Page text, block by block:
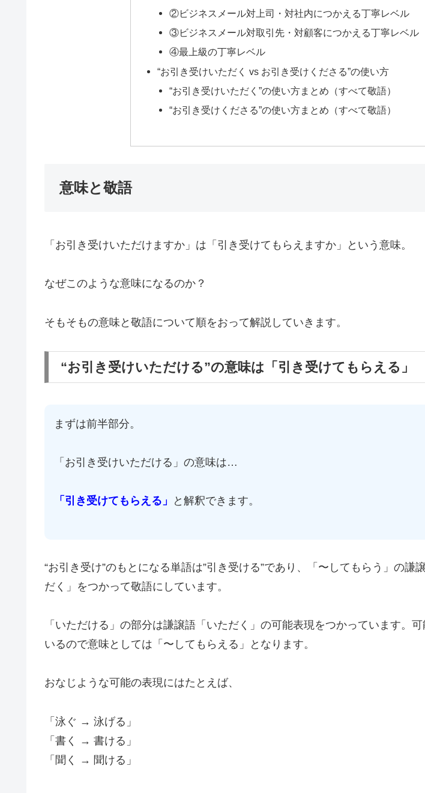
②ビジネスメール対上司・対社内につかえる丁寧レベル
③ビジネスメール対取引先・対顧客につかえる丁寧レベル
④最上級の丁寧レベル
“お引き受けいただく vs お引き受けくださる”の使い方
“お引き受けいただく”の使い方まとめ（すべて敬語）
“お引き受けくださる”の使い方まとめ（すべて敬語）
意味と敬語
「お引き受けいただけますか」は「引き受けてもらえますか」という意味。
なぜこのような意味になるのか？
そもそもの意味と敬語について順をおって解説していきます。
“お引き受けいただける”の意味は「引き受けてもらえる」
まずは前半部分。
「お引き受けいただける」の意味は…
「引き受けてもらえる」 と解釈できます。
“お引き受け”のもとになる単語は”引き受ける”であり、「〜してもらう」の謙
だく」をつかって敬語にしています。
「いただける」の部分は謙譲語「いただく」の可能表現をつかっています。
いるので意味としては「〜してもらえる」となります。
おなじような可能の表現にはたとえば、
「泳ぐ → 泳げる」
「書く → 書ける」
「聞く → 聞ける」